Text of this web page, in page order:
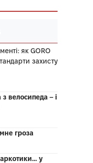
як GORO
захисту
велосипеда – і
гроза
у